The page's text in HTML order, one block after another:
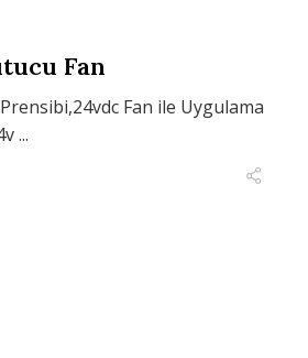
Fan
Prensibi,24vdc Fan ile Uygulama
...